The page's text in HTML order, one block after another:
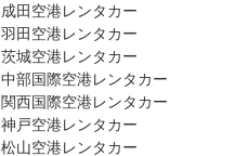
成田空港レンタカー
羽田空港レンタカー
茨城空港レンタカー
中部国際空港レンタカー
関西国際空港レンタカー
神戸空港レンタカー
松山空港レンタカー